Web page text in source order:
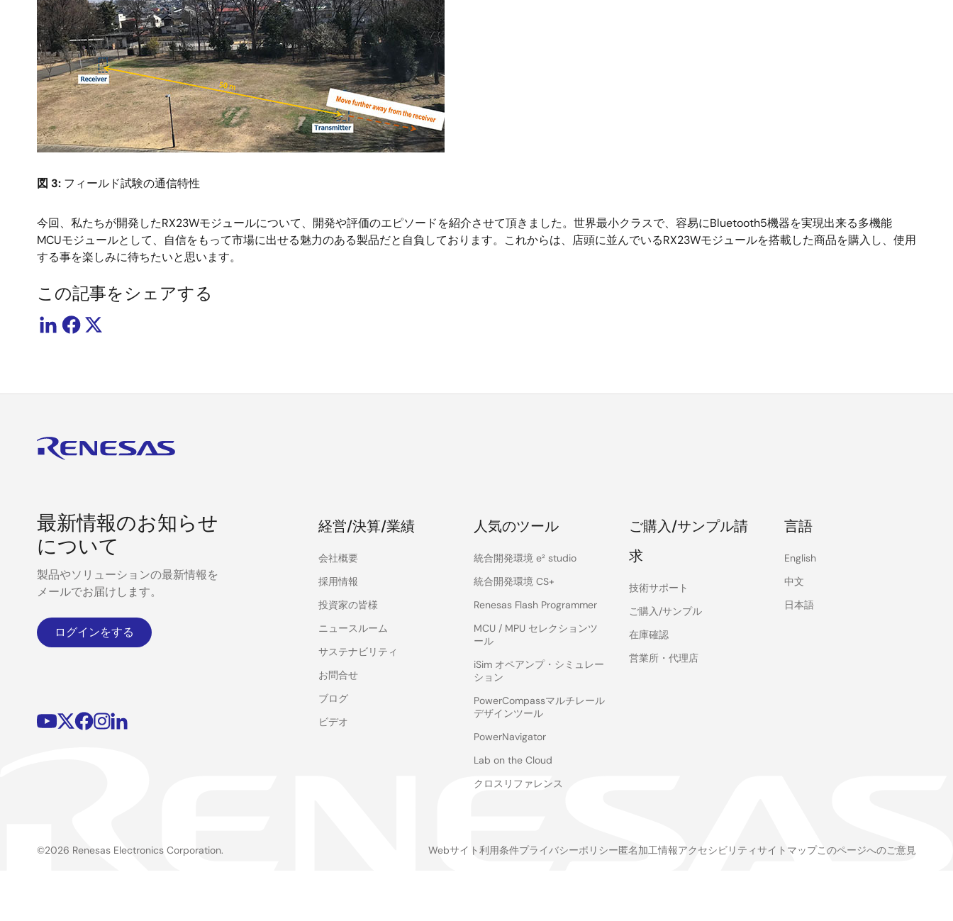
像
図 3: フィールド試験の通信特性
今回、私たちが開発したRX23Wモジュールについて、開発や評価のエピソードを紹介させて頂きました。世界最小クラスで、容易にBluetooth5機器を実現出来る多機能
MCUモジュールとして、自信をもって市場に出せる魅力のある製品だと自負しております。これからは、店頭に並んでいるRX23Wモジュールを搭載した商品を購入し、使用
する事を楽しみに待ちたいと思います。
この記事をシェアする
最新情報のお知らせ
について
製品やソリューションの最新情報を
メールでお届けします。
ログインをする
経営/決算/業績
会社概要
採用情報
投資家の皆様
ニュースルーム
サステナビリティ
お問合せ
ブログ
ビデオ
人気のツール
統合開発環境 e² studio
統合開発環境 CS+
Renesas Flash Programmer
MCU / MPU セレクションツ
ール
iSim オペアンプ・シミュレー
ション
PowerCompassマルチレール
デザインツール
PowerNavigator
Lab on the Cloud
クロスリファレンス
ご購入/サンプル請
求
技術サポート
ご購入/サンプル
在庫確認
営業所・代理店
言語
English
中文
日本語
©2026 Renesas Electronics Corporation. Webサイト利用条件プライバシーポリシー匿名加工情報アクセシビリティサイトマップこのページへのご意見